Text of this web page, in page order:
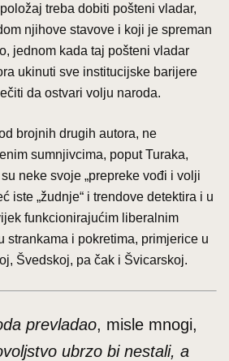
treba dobiti pošteni vladar,
njihove stavove i koji je spreman
jednom kada taj pošteni vladar
ukinuti sve institucijske barijere
da ostvari volju naroda.
brojnih drugih autora, ne
sumnjivcima, poput Turaka,
neke svoje „prepreke vođi i volji
iste „žudnje“ i trendove detektira i u
funkcionirajućim liberalnim
strankama i pokretima, primjerice u
Švedskoj, pa čak i Švicarskoj.
prevladao, misle mnogi,
ubrzo bi nestali, a